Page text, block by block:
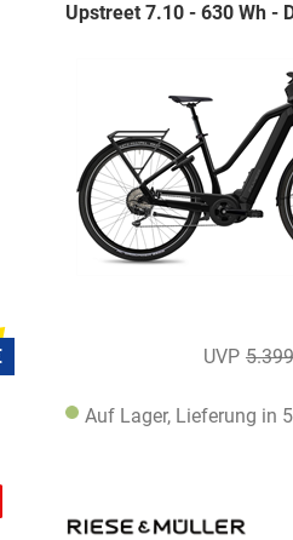
Upstreet 7.10 - 630 Wh -
Auf Lager, Lieferung in